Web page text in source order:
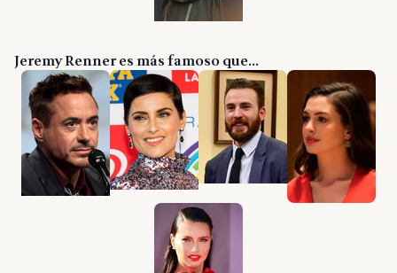
Jeremy Renner es más famoso que...